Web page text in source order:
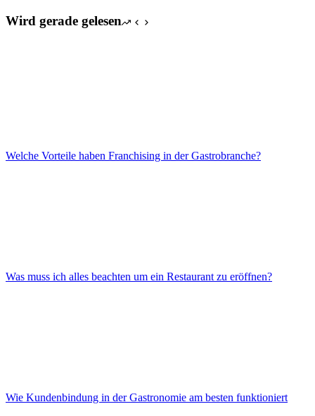
Wird gerade gelesen
Welche Vorteile haben Franchising in der Gastrobranche?
Was muss ich alles beachten um ein Restaurant zu eröffnen?
Wie Kundenbindung in der Gastronomie am besten funktioniert